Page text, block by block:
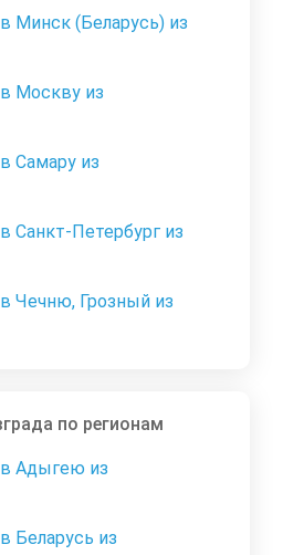
Минск (Беларусь) из
Москву из
Самару из
Санкт-Петербург из
Чечню, Грозный из
по регионам
Адыгею из
Беларусь из